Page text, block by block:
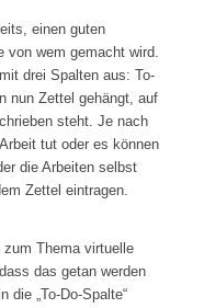
einen guten
von wem gemacht wird.
drei Spalten aus: To-
nun Zettel gehängt, auf
steht. Je nach
tut oder es können
die Arbeiten selbst
Zettel eintragen.
zum Thema virtuelle
das getan werden
die „To-Do-Spalte“